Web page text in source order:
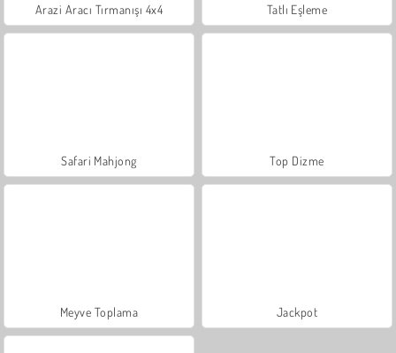
Arazi Aracı Tırmanışı 4x4 Tatlı Eşleme
Safari Mahjong Top Dizme
Meyve Toplama Jackpot